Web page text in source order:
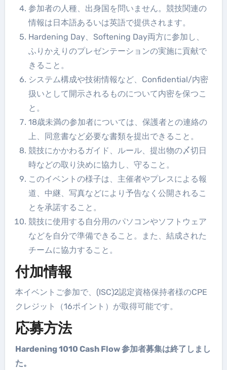
参加者の人種、出身国を問いません。競技関連の
情報は日本語あるいは英語で提供されます。
Hardening Day、Softening Day両方に参加し、
ふりかえりのプレゼンテーションの実施に貢献で
きること。
システム構成や技術情報など、Confidential/内密
扱いとして開示されるものについて内密を保つこ
と。
18歳未満の参加者については、保護者との連絡の
上、同意書など必要な書類を提出できること。
競技にかかわるガイド、ルール、提出物の〆切日
時などの取り決めに協力し、守ること。
このイベントの様子は、主催者やプレスによる報
道、中継、写真などにより予告なく公開されるこ
とを承諾すること。
競技に使用する自分用のパソコンやソフトウェア
などを自分で準備できること。また、結成された
チームに協力すること。
付加情報
本イベントご参加で、(ISC)2認定資格保持者様のCPE
クレジット（16ポイント）が取得可能です。
応募方法
Hardening 1010 Cash Flow 参加者募集は終了しまし
た。